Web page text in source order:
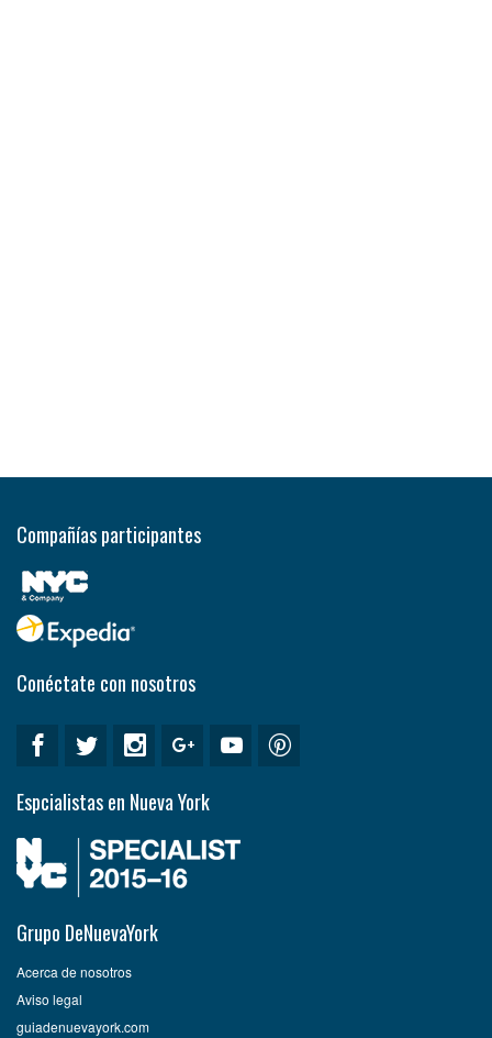
Compañías participantes
Conéctate con nosotros
Espcialistas en Nueva York
Grupo DeNuevaYork
Acerca de nosotros
Aviso legal
guiadenuevayork.com